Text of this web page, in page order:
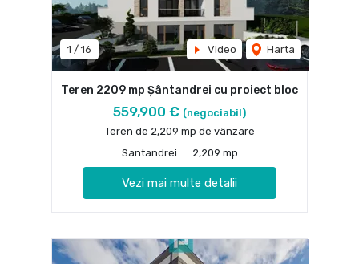
1 / 16 Video Harta
Teren 2209 mp Șântandrei cu proiect bloc
559,900 € (negociabil)
Teren de 2,209 mp de vânzare
Santandrei
2,209 mp
Vezi mai multe detalii